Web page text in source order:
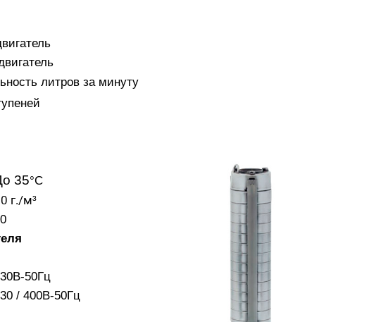
литров за минуту
35°C
г./м³
50Гц
/ 400В-50Гц